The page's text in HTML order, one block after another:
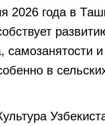
2026 года в
самозанятости
в